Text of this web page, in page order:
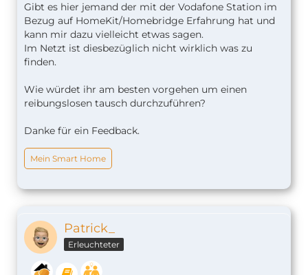
Gibt es hier jemand der mit der Vodafone Station im
Bezug auf HomeKit/Homebridge Erfahrung hat und
kann mir dazu vielleicht etwas sagen.
Im Netzt ist diesbezüglich nicht wirklich was zu
finden.
Wie würdet ihr am besten vorgehen um einen
reibungslosen tausch durchzuführen?
Danke für ein Feedback.
Mein Smart Home
Patrick_
Erleuchteter